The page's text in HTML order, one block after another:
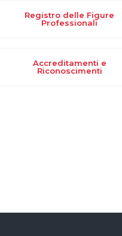
Registro delle Figure
Professionali
Accreditamenti e
Riconoscimenti